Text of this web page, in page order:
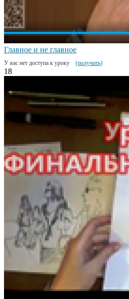
Главное и не главное
У вас нет доступа к уроку (получить)
18